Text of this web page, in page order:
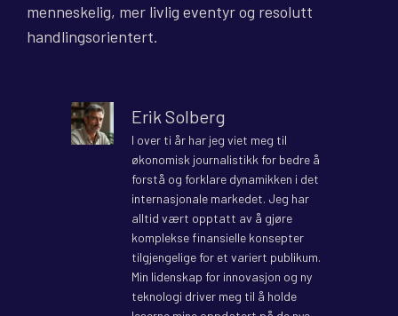
menneskelig, mer livlig eventyr og resolutt
handlingsorientert.
Erik Solberg
I over ti år har jeg viet meg til
økonomisk journalistikk for bedre å
forstå og forklare dynamikken i det
internasjonale markedet. Jeg har
alltid vært opptatt av å gjøre
komplekse finansielle konsepter
tilgjengelige for et variert publikum.
Min lidenskap for innovasjon og ny
teknologi driver meg til å holde